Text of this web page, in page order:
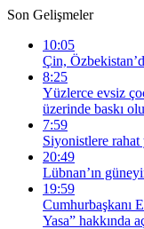
Son Gelişmeler
10:05
Çin,
8:25
Yüzlerce evsiz
üzerinde baskı
7:59
Siyonistlere rahat
20:49
Lübnan’ın
19:59
Cumhurbaşkanı
Yasa” hakkında